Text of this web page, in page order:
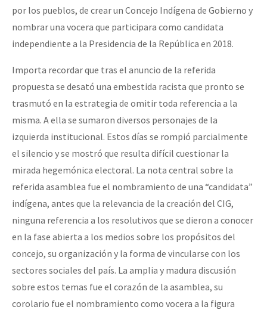
Presos
Mujeres
Niñxs
ETIQUETAS
MULTIMEDIA
Audio
Fotorreportaje
Video
Otras secciones
Semillero Guerra contra la Humanidad. (Las poblaciones y
Libros para descargar
Medios Libres
COVID-19
[CDMX – 20 julio] Jornadas globales por la libertad de Jesús
[25 abr – CDMX] Tokín por el CNI: 30 años de Resistencia y
por los pueblos, de crear un Concejo Indígena de Gobierno y
nombrar una vocera que participara como candidata
independiente a la Presidencia de la República en 2018.
Importa recordar que tras el anuncio de la referida
propuesta se desató una embestida racista que pronto se
trasmutó en la estrategia de omitir toda referencia a la
misma. A ella se sumaron diversos personajes de la
izquierda institucional. Estos días se rompió parcialmente
el silencio y se mostró que resulta difícil cuestionar la
mirada hegemónica electoral. La nota central sobre la
referida asamblea fue el nombramiento de una candidata
indígena, antes que la relevancia de la creación del CIG,
ninguna referencia a los resolutivos que se dieron a conocer
en la fase abierta a los medios sobre los propósitos del
concejo, su organización y la forma de vincularse con los
sectores sociales del país. La amplia y madura discusión
sobre estos temas fue el corazón de la asamblea, su
corolario fue el nombramiento como vocera a la figura